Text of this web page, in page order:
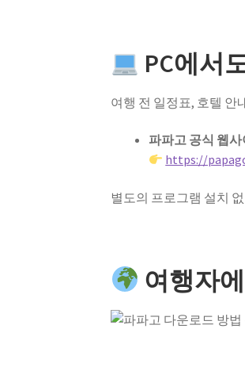
PC에서
여행 전 일정표, 호텔 안
파파고 공식 웹
https://
별도의 프로그램 설치
여행자